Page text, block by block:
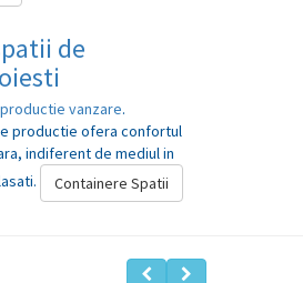
de
vanzare.
productie ofera confortul
indiferent de mediul in
Containere Spatii